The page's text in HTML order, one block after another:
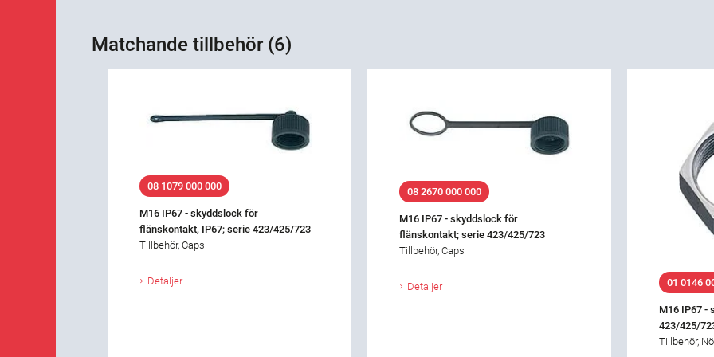
Matchande tillbehör (6)
08 1079 000 000
M16 IP67 - skyddslock för
flänskontakt, IP67; serie 423/425/723
Tillbehör, Caps
Detaljer
08 2670 000 000
M16 IP67 - skyddslock för
flänskontakt; serie 423/425/723
Tillbehör, Caps
Detaljer 01 0146
M16 IP67 -
423/425/
Tillbehör,